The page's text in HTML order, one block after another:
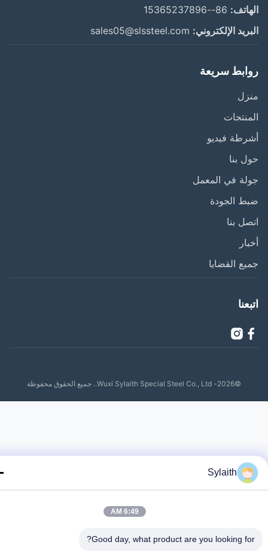
86--15365237896
الإلكتروني: sales05@slssteel.com
سريعة
فيديو
بنا
في المعمل
الجودة
بنا
القضايا
Sylaith
6:49 AM
Good day, what product are you looking